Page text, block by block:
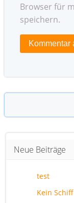
Browser für
speichern.
Suchen
Neue Beiträge
test
Kein